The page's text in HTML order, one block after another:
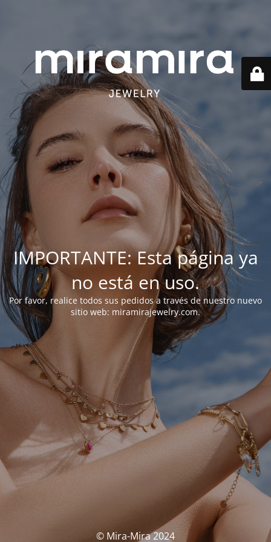
IMPORTANTE: Esta página ya
no está en uso.
Por favor, realice todos sus pedidos a través de nuestro nuevo
sitio web: miramirajewelry.com.
© Mira-Mira 2024